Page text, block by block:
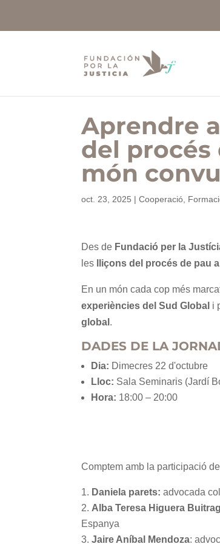
Aprendre
del procés
món
oct. 23, 2025 |Cooperació
Des de Fundació per la
les
lliçons del procés de pau
En un món cada cop més
experiències del Sud Global i
global .
DADES DE LA
Dia: Dimecres 22 d'octubre
Lloc: Sala Seminaris (Jardí
Hora: 18:00 – 20:00
Comptem amb la participació
Daniela parets: advocada
Alba Teresa Higuera
Espanya
Jaire Aníbal Mendoza: